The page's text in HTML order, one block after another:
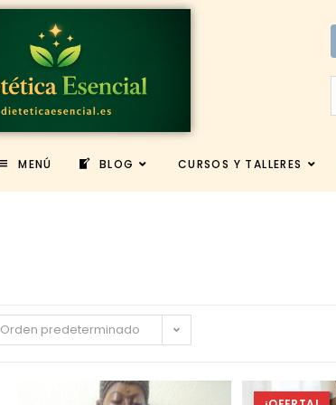
MENÚ BLOG CURSOS Y TALLERES
Orden predeterminado